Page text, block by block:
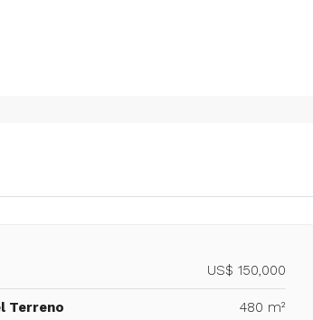
US$ 150,000
Terreno 480 m²